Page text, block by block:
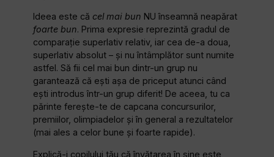
Ideea este că cel mai bun NU înseamnă neapărat
foarte bun. Prima expresie reprezintă gradul de
comparație superlativ relativ, iar cea de-a doua,
superlativ absolut – și nu întâmplător sunt numite
astfel. Să fii cel mai bun dintr-un grup nu
garantează că ești așa de priceput atunci când
ești introdus într-un grup diferit! De aceea, tu ca
părinte ferește-te de capcana concursurilor,
premiilor, olimpiadelor și în general a rezultatelor
(mai ales a celor bune și foarte rapide).
Explică-i copilului tău că învățarea în sine este